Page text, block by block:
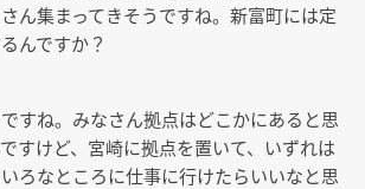
ん集まってきそうですね。新富町には定
んですか？
すね。みなさん拠点はどこかにあると思
すけど、宮崎に拠点を置いて、いずれは
ろなところに仕事に行けたらいいなと思